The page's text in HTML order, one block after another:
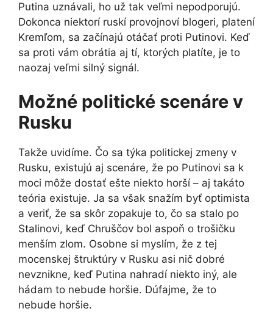
Putina uznávali, ho už tak veľmi nepodporujú.
Dokonca niektorí ruskí provojnoví blogeri, platení
Kremľom, sa začínajú otáčať proti Putinovi. Keď
sa proti vám obrátia aj tí, ktorých platíte, je to
naozaj veľmi silný signál.
Možné politické scenáre v
Rusku
Takže uvidíme. Čo sa týka politickej zmeny v
Rusku, existujú aj scenáre, že po Putinovi sa k
moci môže dostať ešte niekto horší – aj takáto
teória existuje. Ja sa však snažím byť optimista
a veriť, že sa skôr zopakuje to, čo sa stalo po
Stalinovi, keď Chruščov bol aspoň o trošičku
menším zlom. Osobne si myslím, že z tej
mocenskej štruktúry v Rusku asi nič dobré
nevznikne, keď Putina nahradí niekto iný, ale
hádam to nebude horšie. Dúfajme, že to
nebude horšie.